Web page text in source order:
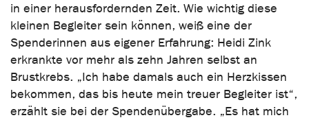
in einer herausfordernden Zeit. Wie wichtig diese
kleinen Begleiter sein können, weiß eine der
Spenderinnen aus eigener Erfahrung: Heidi Zink
erkrankte vor mehr als zehn Jahren selbst an
Brustkrebs. „Ich habe damals auch ein Herzkissen
bekommen, das bis heute mein treuer Begleiter ist“,
erzählt sie bei der Spendenübergabe. „Es hat mich